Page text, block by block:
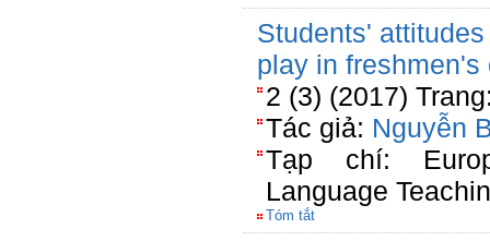
Students'
play in freshmen's
2 (3) (2017)
Tác giả: Nguyễn
Tạp chí:
Language
Tóm tắt